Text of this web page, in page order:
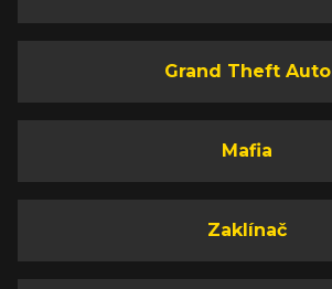
Grand Theft Auto
Mafia
Zaklínač